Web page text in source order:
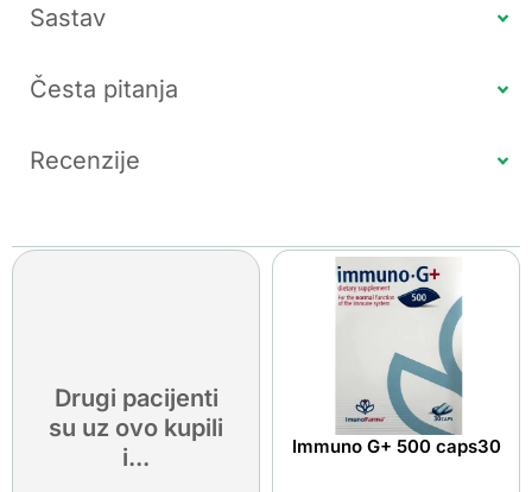
Sastav
Česta pitanja
Recenzije
Drugi pacijenti
su uz ovo kupili
i...
Immuno G+ 500 caps30